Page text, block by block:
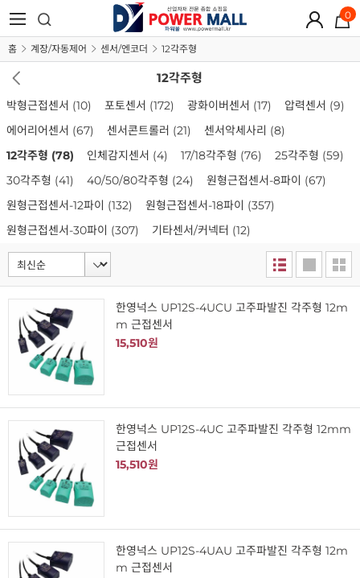
0
홈 계장/자동제어 센서/엔코더 12각주형
12각주형
박형근접센서 (10) 포토센서 (172) 광화이버센서 (17) 압력센서 (9)
에어리어센서 (67) 센서콘트롤러 (21) 센서악세사리 (8)
12각주형 (78) 인체감지센서 (4) 17/18각주형 (76) 25각주형 (59)
30각주형 (41) 40/50/80각주형 (24) 원형근접센서-8파이 (67)
원형근접센서-12파이 (132) 원형근접센서-18파이 (357)
원형근접센서-30파이 (307) 기타센서/커넥터 (12)
한영넉스 UP12S-4UCU 고주파발진 각주형 12m
m 근접센서
15,510원
한영넉스 UP12S-4UC 고주파발진 각주형 12mm
근접센서
15,510원
한영넉스 UP12S-4UAU 고주파발진 각주형 12m
m 근접센서